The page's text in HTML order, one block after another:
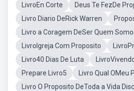
LivroEn Corte
Deus Te FezDe
Livro Diario DeRick Warren
Livro a Coragem DeSer Quem
LivroIgreja Com Proposito
Livro40 Dias De Luta
Prepare Livro5
Livro Qual OMeu
Livro O Proposito DeToda a Vida